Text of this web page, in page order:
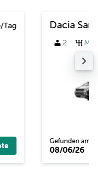
/Tag
Dacia
2 M
Gefunden am
08/06/26